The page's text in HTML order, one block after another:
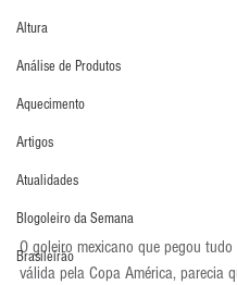
Altura
Análise de Produtos
Aquecimento
Artigos
Atualidades
Blogoleiro da Semana
Brasileirão
O goleiro mexicano que pegou
válida pela Copa América, parecia